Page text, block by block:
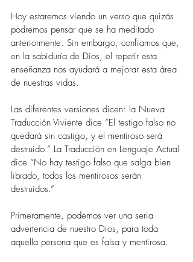
Hoy estaremos viendo un verso que quizás
podremos pensar que se ha meditado
anteriormente. Sin embargo, confiamos que,
en la sabiduría de Dios, el repetir esta
enseñanza nos ayudará a mejorar esta área
de nuestras vidas.
Las diferentes versiones dicen: la Nueva
Traducción Viviente dice “El testigo falso no
quedará sin castigo, y el mentiroso será
destruido.” La Traducción en Lenguaje Actual
dice “No hay testigo falso que salga bien
librado, todos los mentirosos serán
destruidos.”
Primeramente, podemos ver una seria
advertencia de nuestro Dios, para toda
aquella persona que es falsa y mentirosa.